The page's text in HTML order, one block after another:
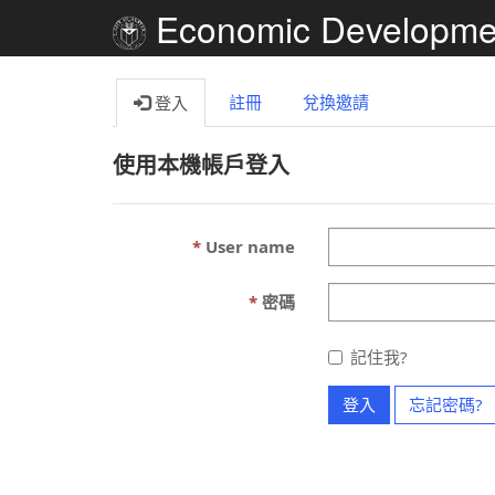
Economic
登入 註冊 兌換邀請
使用本機帳戶登入
User name
密碼
記住我?
登入 忘記密碼?